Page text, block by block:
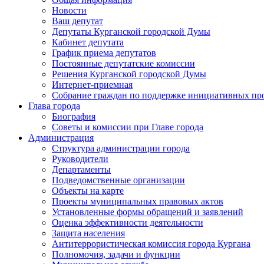
Новости
Ваш депутат
Депутаты Курганской городской Думы
Кабинет депутата
График приема депутатов
Постоянные депутатские комиссии
Решения Курганской городской Думы
Интернет-приемная
Собрание граждан по поддержке инициативных
Глава города
Биография
Советы и комиссии при Главе города
Администрация
Структура администрации города
Руководители
Департаменты
Подведомственные организации
Объекты на карте
Проекты муниципальных правовых актов
Установленные формы обращений и заявлений
Оценка эффективности деятельности
Защита населения
Антитеррористическая комиссия города Кургана
Полномочия, задачи и функции